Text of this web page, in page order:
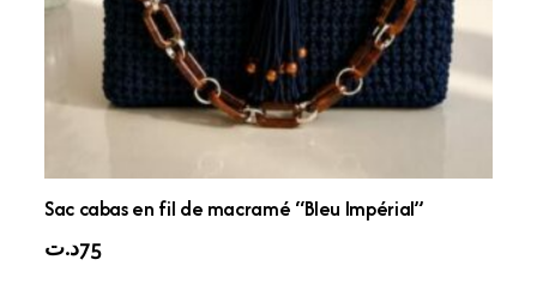
Sac cabas en fil de macramé “Bleu Impérial”
75د.ت